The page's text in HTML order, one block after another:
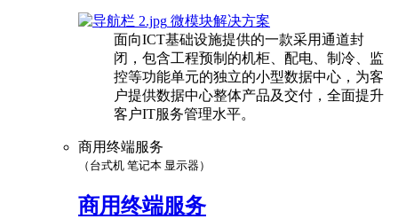
微模块解决方案
面向ICT基础设施提供的一款采用通道封
闭，包含工程预制的机柜、配电、制冷、监
控等功能单元的独立的小型数据中心，为客
户提供数据中心整体产品及交付，全面提升
客户IT服务管理水平。
商用终端服务
（台式机 笔记本 显示器）
商用终端服务